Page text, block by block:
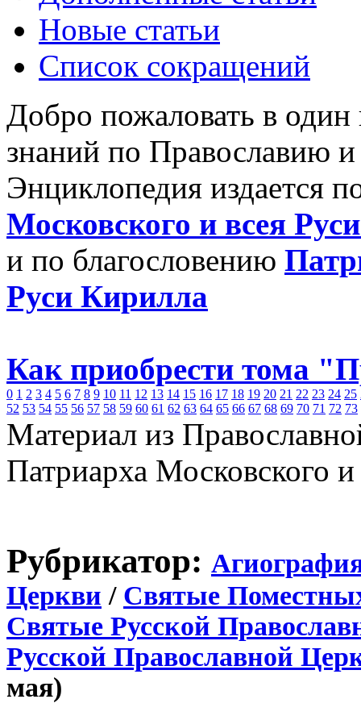
Новые статьи
Список сокращений
Добро пожаловать в
знаний по Православию
Энциклопедия издается
Московского и всея
и по благословению
Руси Кирилла
Как приобрести тома
0 1 2 3 4 5 6 7 8 9 10 11 12 13 14 15 16 17 18 19 20 21 22 23 24 25
52 53 54 55 56 57 58 59 60 61 62 63 64 65 66 67 68 69 70 71 72 73
Материал из
Патриарха Московского
Рубрикатор:
Церкви / Святые
Святые Русской
Русской Православной
мая)